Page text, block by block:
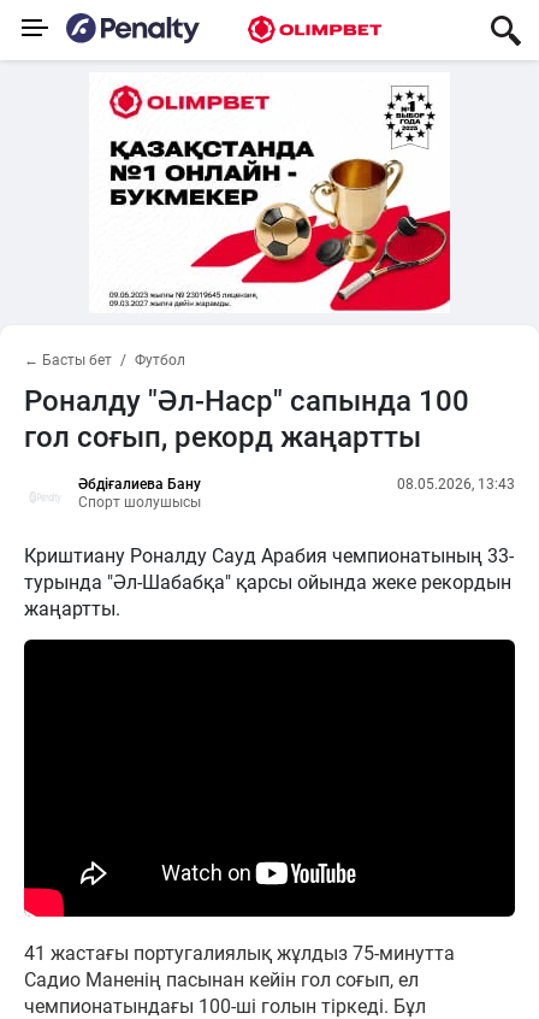
← Басты бет Футбол
Роналду "Әл-Наср" сапында 100
гол соғып, рекорд жаңартты
Әбдіғалиева Бану
Спорт шолушысы
08.05.2026, 13:43
Криштиану Роналду Сауд Арабия чемпионатының 33-
турында "Әл-Шабабқа" қарсы ойында жеке рекордын
жаңартты.
41 жастағы португалиялық жұлдыз 75-минутта
Садио Маненің пасынан кейін гол соғып, ел
чемпионатындағы 100-ші голын тіркеді. Бұл